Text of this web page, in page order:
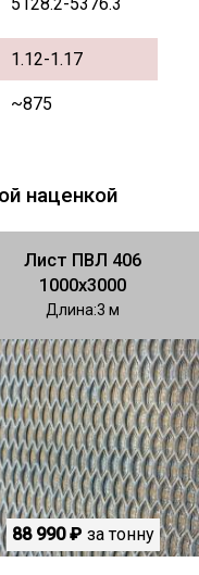
1.12-1.17
~875
наценкой
Лист ПВЛ 406
1000х3000
Длина 3
88 990 ₽ за тонну